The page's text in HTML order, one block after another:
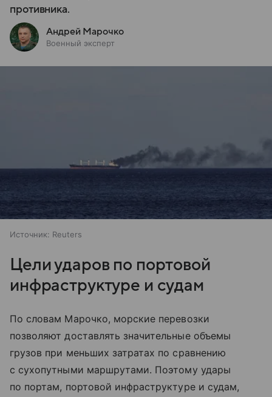
противника.
Андрей Марочко
Военный эксперт
Источник: Reuters
Цели ударов по портовой
инфраструктуре и судам
По словам Марочко, морские перевозки
позволяют доставлять значительные объемы
грузов при меньших затратах по сравнению
с сухопутными маршрутами. Поэтому удары
по портам, портовой инфраструктуре и судам,